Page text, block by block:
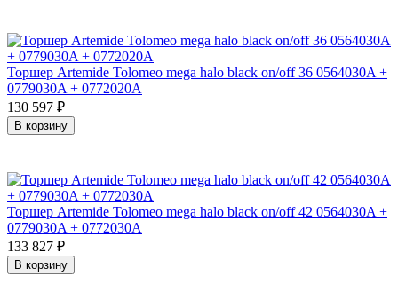
Торшер Artemide Tolomeo mega halo black on/off 36 0564030A +
0779030A + 0772020A
130 597 ₽
В корзину
Торшер Artemide Tolomeo mega halo black on/off 42 0564030A +
0779030A + 0772030A
133 827 ₽
В корзину